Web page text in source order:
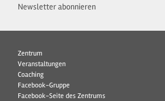
Newsletter abonnieren
Zentrum
Veranstaltungen
Coaching
Facebook-Gruppe
Facebook-Seite des Zentrums